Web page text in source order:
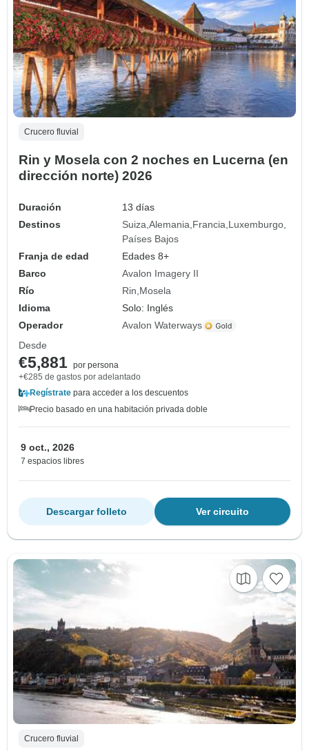
Crucero fluvial
Rin y Mosela con 2 noches en Lucerna (en
dirección norte) 2026
Duración
13 días
Destinos
Suiza Alemania Francia Luxemburgo
Países Bajos
Franja de edad
Edades 8+
Barco
Avalon Imagery II
Río
Rin Mosela
Idioma
Solo: Inglés
Operador
Avalon Waterways
Desde
€5,881 por persona
+€285 de gastos por adelantado
Regístrate para acceder a los descuentos
Precio basado en una habitación privada doble
9 oct., 2026
7 espacios libres
Ver circuito
Descargar folleto
Crucero fluvial